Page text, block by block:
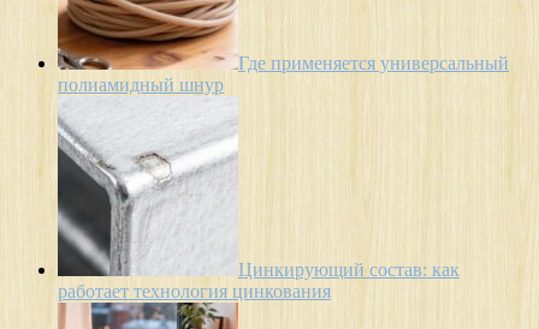
Где применяется универсальный
полиамидный шнур
Цинкирующий состав: как
работает технология цинкования